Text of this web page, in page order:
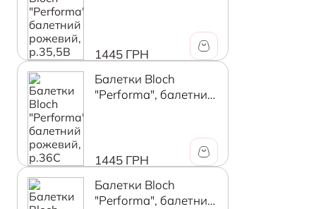
1445 ГРН
Балетки Bloch
"Performa", балетний
1445 ГРН
Балетки Bloch
"Performa", балетний